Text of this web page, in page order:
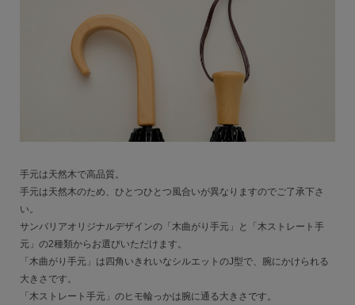
手元は天然木で高品質。
手元は天然木のため、ひとつひとつ風合いが異なりますのでご了承下さ
い。
サンバリアオリジナルデザインの「木曲がり手元」と「木ストレート手
元」の2種類からお選びいただけます。
「木曲がり手元」は四角いきれいなシルエットのJ型で、腕にかけられる
大きさです。
「木ストレート手元」のヒモ輪っかは腕に通る大きさです。